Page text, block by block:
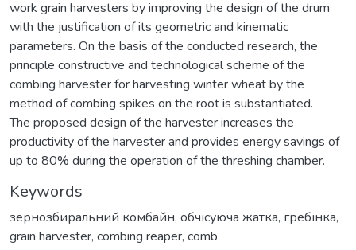
work grain harvesters by improving the design of the drum
with the justification of its geometric and kinematic
parameters. On the basis of the conducted research, the
principle constructive and technological scheme of the
combing harvester for harvesting winter wheat by the
method of combing spikes on the root is substantiated.
The proposed design of the harvester increases the
productivity of the harvester and provides energy savings of
up to 80% during the operation of the threshing chamber.
Keywords
зернозбиральний комбайн, обчісуюча жатка, гребінка,
grain harvester, combing reaper, comb